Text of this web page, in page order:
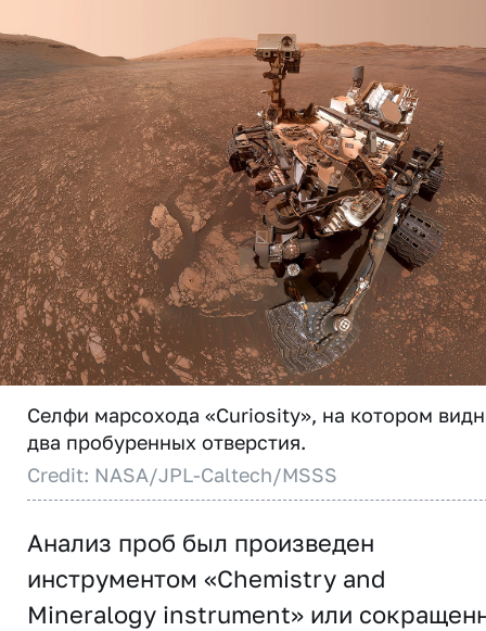
Селфи марсохода «Curiosity», на котором
два пробуренных отверстия.
Credit: NASA/JPL-Caltech/MSSS
Анализ проб был произведен
инструментом «Chemistry and
Mineralogy instrument» или